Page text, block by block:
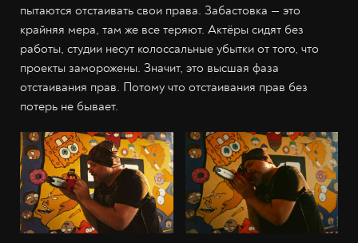
пытаются отстаивать свои права. Забастовка — это
крайняя мера, там же все теряют. Актёры сидят без
работы, студии несут колоссальные убытки от того, что
проекты заморожены. Значит, это высшая фаза
отстаивания прав. Потому что отстаивания прав без
потерь не бывает.